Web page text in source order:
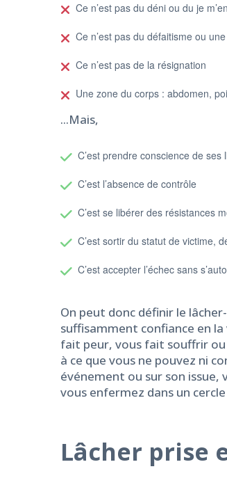
Ce n’est pas du déni ou du je
Ce n’est pas du défaitisme ou
Ce n’est pas de la résignation
Une zone du corps : abdomen,
...Mais,
C’est prendre conscience de
C’est l’absence de contrôle
C’est se libérer des résistances
C’est sortir du statut de victime,
C’est accepter l’échec sans
On peut donc définir le
suffisamment confiance en
fait peur, vous fait souffrir ou
à ce que vous ne pouvez ni
événement ou sur son issue,
vous enfermez dans un
Lâcher prise